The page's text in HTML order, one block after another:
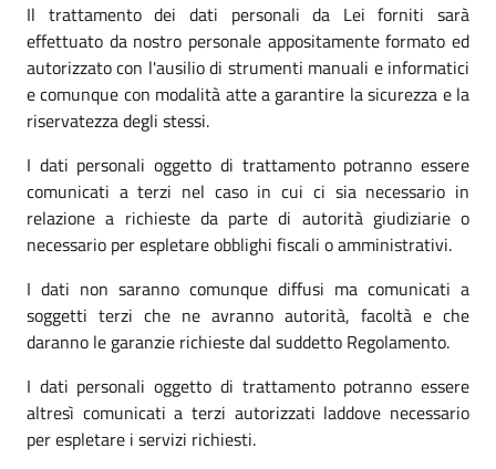
Il trattamento dei dati personali da Lei forniti sarà
effettuato da nostro personale appositamente formato ed
autorizzato con l'ausilio di strumenti manuali e informatici
e comunque con modalità atte a garantire la sicurezza e la
riservatezza degli stessi.
I dati personali oggetto di trattamento potranno essere
comunicati a terzi nel caso in cui ci sia necessario in
relazione a richieste da parte di autorità giudiziarie o
necessario per espletare obblighi fiscali o amministrativi.
I dati non saranno comunque diffusi ma comunicati a
soggetti terzi che ne avranno autorità, facoltà e che
daranno le garanzie richieste dal suddetto Regolamento.
I dati personali oggetto di trattamento potranno essere
altresì comunicati a terzi autorizzati laddove necessario
per espletare i servizi richiesti.